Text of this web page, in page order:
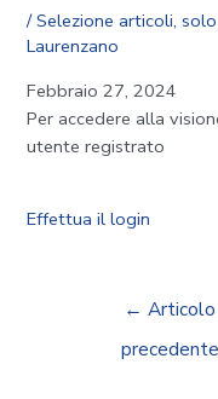
/Selezione articoli,
Laurenzano
Febbraio 27, 2024
Per accedere alla
utente registrato
Effettua il login
← Articolo
precedente